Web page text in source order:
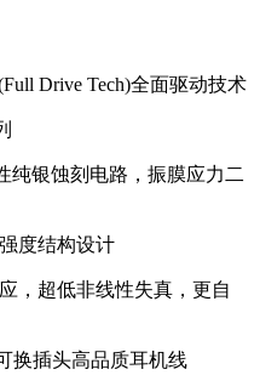
Drive Tech)全面驱动技术
纯银蚀刻电路，振膜应力二
度结构设计
，超低非线性失真，更自
换插头高品质耳机线